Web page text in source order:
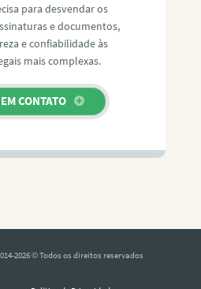
para desvendar os
e documentos,
e confiabilidade às
mais complexas.
CONTATO
2026 © Todos os direitos reservados